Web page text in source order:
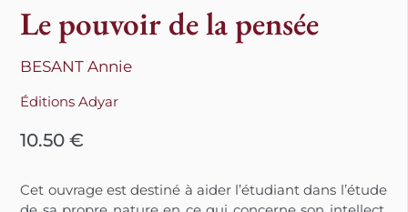
Le pouvoir de la pensée
BESANT Annie
Éditions Adyar
10.50€
Cet ouvrage est destiné à aider l’étudiant dans l’étude